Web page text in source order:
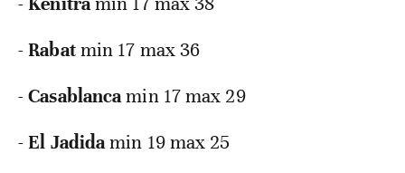
-Rabatmin 17 max 36
-Casablancamin 17 max 29
-El Jadidamin 19 max 25